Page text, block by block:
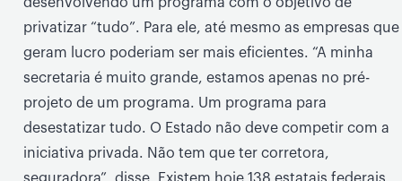
privatizar “tudo”. Para ele, até mesmo as empresas que
geram lucro poderiam ser mais eficientes. “A minha
secretaria é muito grande, estamos apenas no pré-
projeto de um programa. Um programa para
desestatizar tudo. O Estado não deve competir com a
iniciativa privada. Não tem que ter corretora,